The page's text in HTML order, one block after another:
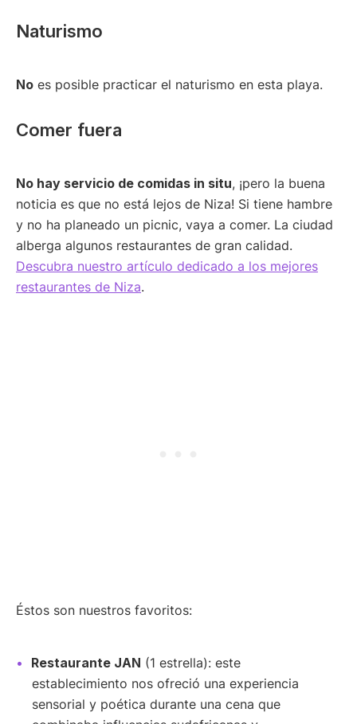
Naturismo
No es posible practicar el naturismo en esta playa.
Comer fuera
No hay servicio de comidas in situ, ¡pero la buena
noticia es que no está lejos de Niza! Si tiene hambre
y no ha planeado un picnic, vaya a comer. La ciudad
alberga algunos restaurantes de gran calidad.
Descubra nuestro artículo dedicado a los mejores
restaurantes de Niza.
Éstos son nuestros favoritos:
Restaurante JAN (1 estrella): este
establecimiento nos ofreció una experiencia
sensorial y poética durante una cena que